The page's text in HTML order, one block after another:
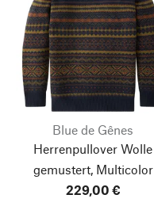
Blue de Gênes
Herrenpullover Wolle
gemustert, Multicolor
229,00 €